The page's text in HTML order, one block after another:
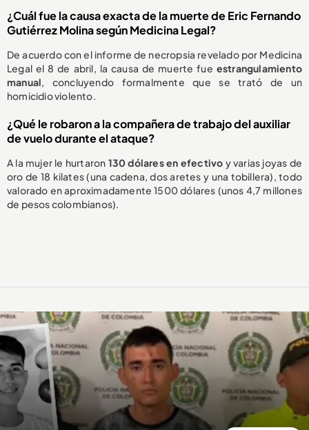
¿Cuál fue la causa exacta de la muerte de Eric Fernando
Gutiérrez Molina según Medicina Legal?
De acuerdo con el informe de necropsia revelado por Medicina
Legal el 8 de abril, la causa de muerte fue estrangulamiento
manual, concluyendo formalmente que se trató de un
homicidio violento.
¿Qué le robaron a la compañera de trabajo del auxiliar
de vuelo durante el ataque?
A la mujer le hurtaron 130 dólares en efectivo y varias joyas de
oro de 18 kilates (una cadena, dos aretes y una tobillera), todo
valorado en aproximadamente 1500 dólares (unos 4,7 millones
de pesos colombianos).